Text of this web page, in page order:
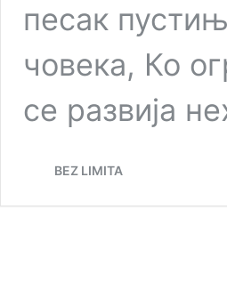
песак
човека, Ко
се развија
BEZ LIMITA